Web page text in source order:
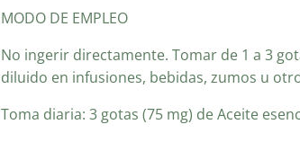
MODO DE EMPLEO
No ingerir directamente. Tomar de 1 a 3
diluido en infusiones, bebidas, zumos u
Toma diaria: 3 gotas (75 mg) de Aceite